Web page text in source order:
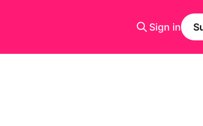
Sign in